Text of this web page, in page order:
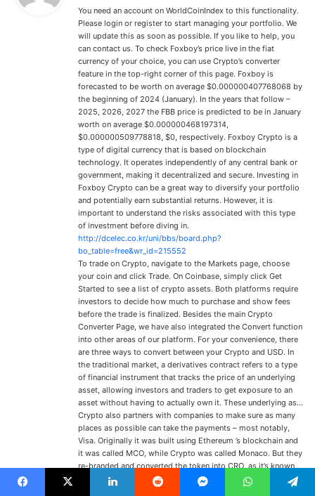
:
You need an account on WorldCoinIndex to this functionality.
Please login or register to start managing your portfolio. We
will update this as soon as possible. If you like to help, you
can contact us. To check Foxboy’s price live in the fiat
currency of your choice, you can use Crypto’s converter
feature in the top-right corner of this page. Foxboy is
forecasted to be worth on average $0.000000407768068 by
the beginning of 2024 (January). In the years that follow –
2025, 2026, 2027 the FBB price is predicted to be in January
worth on average $0.000000468197314,
$0.000000509778818, $0, respectively. Foxboy Crypto is a
type of digital currency that is based on blockchain
technology. It operates independently of any central bank or
government, making it decentralized and secure. Investing in
Foxboy Crypto can be a great way to diversify your portfolio
and potentially earn substantial returns. However, it is
important to understand the risks associated with this type
of investment before diving in.
http://dcelec.co.kr/uni/bbs/board.php?
bo_table=free&wr_id=215552
To trade on Crypto, navigate to the Markets page, choose
your coin and click Trade. On Coinbase, simply click Get
Started to see a list of crypto assets. Both platforms require
investors to decide how much to purchase and show fees
before the trade is finalized. Besides the main Crypto
Converter Page, we have also integrated the Convert function
into other areas of our platform. For your convenience, there
are three ways to convert between your Crypto and USD. In
the traditional market, a derivatives contract refers to a type
of financial instrument that tracks the price of an underlying
asset, allowing investors and traders to get exposure to an
asset without having to actually own it. These underlying as…
Crypto also partners with companies to make sure as many
places as possible can take the payments – most notably,
Visa. Originally it was built using Ethereum ’s blockchain and
it was called MCO, while Crypto was called Monaco. But they
re-branded and converted the token into CRO, as it’s known